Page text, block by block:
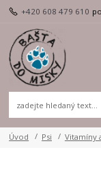
+420 608 479 610
Úvod Psi Vitamíny